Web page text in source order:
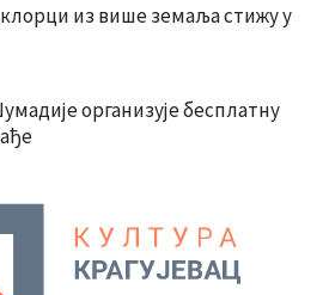
из више земаља стижу у
организује бесплатну